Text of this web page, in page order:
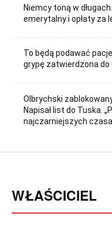
Niemcy toną w
emerytalny i opłaty za
To będą podawać
grypę zatwierdzona do
Olbrychski
Napisał list do Tuska.
najczarniejszych
WŁAŚCICIEL